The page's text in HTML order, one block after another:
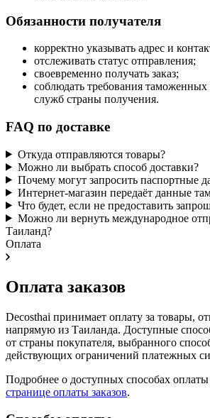
Обязанности получателя
корректно указывать адрес и
отслеживать статус отправления;
своевременно получать заказ;
соблюдать требования таможенных
служб страны получения.
FAQ по доставке
Откуда отправляются товары?
Можно ли выбрать способ доставки?
Почему могут запросить паспортные
Интернет-магазин передаёт данные
Что будет, если не предоставить
Можно ли вернуть международное
Таиланд?
Оплата
Оплата заказов
Decosthai принимает оплату за товары,
напрямую из Таиланда. Доступные
от страны покупателя, выбранного
действующих ограничений платежных
Подробнее о доступных способах
странице оплаты заказов.